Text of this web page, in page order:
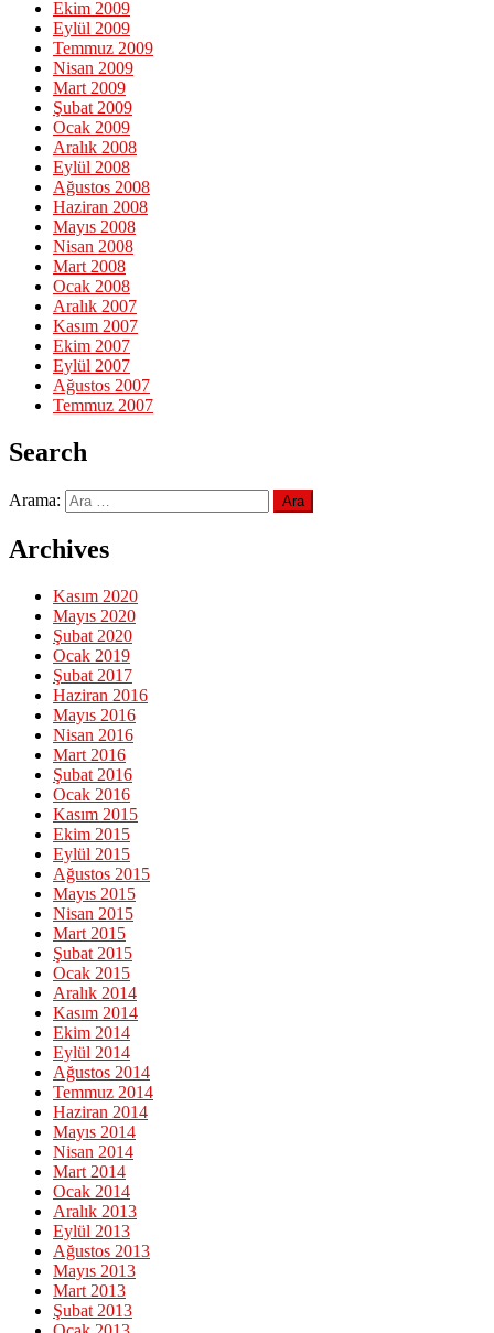
Ekim 2009
Eylül 2009
Temmuz 2009
Nisan 2009
Mart 2009
Şubat 2009
Ocak 2009
Aralık 2008
Eylül 2008
Ağustos 2008
Haziran 2008
Mayıs 2008
Nisan 2008
Mart 2008
Ocak 2008
Aralık 2007
Kasım 2007
Ekim 2007
Eylül 2007
Ağustos 2007
Temmuz 2007
Search
Arama:
Archives
Kasım 2020
Mayıs 2020
Şubat 2020
Ocak 2019
Şubat 2017
Haziran 2016
Mayıs 2016
Nisan 2016
Mart 2016
Şubat 2016
Ocak 2016
Kasım 2015
Ekim 2015
Eylül 2015
Ağustos 2015
Mayıs 2015
Nisan 2015
Mart 2015
Şubat 2015
Ocak 2015
Aralık 2014
Kasım 2014
Ekim 2014
Eylül 2014
Ağustos 2014
Temmuz 2014
Haziran 2014
Mayıs 2014
Nisan 2014
Mart 2014
Ocak 2014
Aralık 2013
Eylül 2013
Ağustos 2013
Mayıs 2013
Mart 2013
Şubat 2013